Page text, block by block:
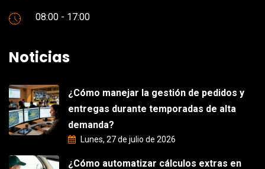
08:00 - 17:00
Noticias
¿Cómo manejar la gestión de pedidos y
entregas durante temporadas de alta
demanda?
Lunes, 27 de julio de 2026
¿Cómo automatizar cálculos extras en